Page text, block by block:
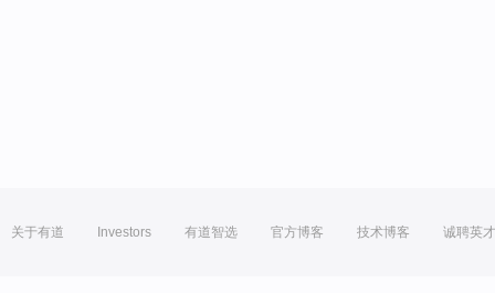
关于有道 Investors 有道智选 官方博客 技术博客 诚聘英才